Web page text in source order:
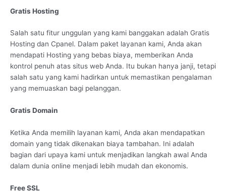
Gratis Hosting
Salah satu fitur unggulan yang kami banggakan adalah Gratis
Hosting dan Cpanel. Dalam paket layanan kami, Anda akan
mendapati Hosting yang bebas biaya, memberikan Anda
kontrol penuh atas situs web Anda. Itu bukan hanya janji, tetapi
salah satu yang kami hadirkan untuk memastikan pengalaman
yang memuaskan bagi pelanggan.
Gratis Domain
Ketika Anda memilih layanan kami, Anda akan mendapatkan
domain yang tidak dikenakan biaya tambahan. Ini adalah
bagian dari upaya kami untuk menjadikan langkah awal Anda
dalam dunia online menjadi lebih mudah dan ekonomis.
Free SSL